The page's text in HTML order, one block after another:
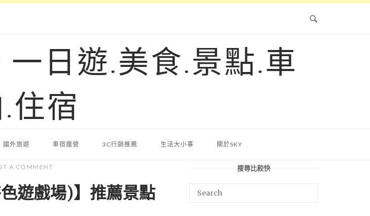
日遊.美食.景點.車
住宿
國外旅遊 車宿露營 3C行銷推薦 生活大小事 關於SKY
A COMMENT
遊戲場)】推薦景點
搜尋比較快